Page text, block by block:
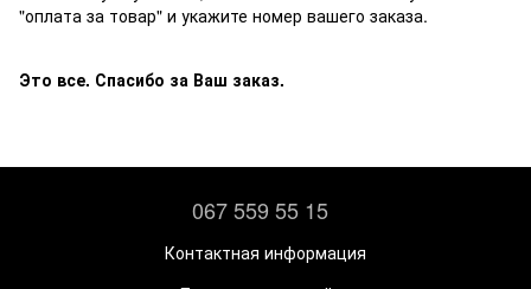
"оплата за товар" и укажите номер вашего заказа.
Это все. Спасибо за Ваш заказ.
067 559 55 15
Контактная информация